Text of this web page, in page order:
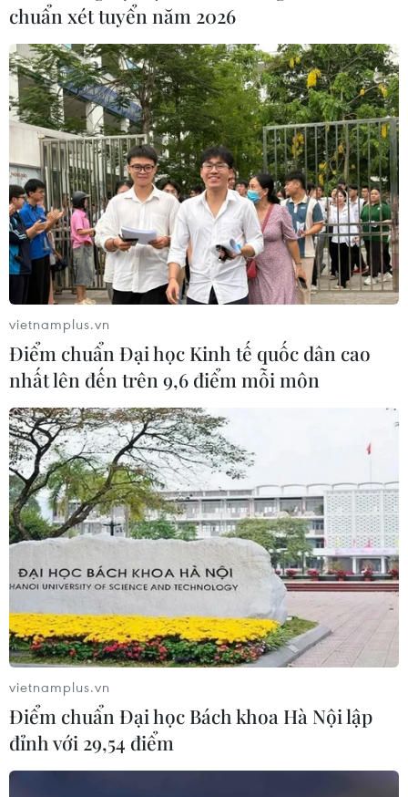
Mường Khương như cây chè, quế và các cây
công nghiệp khác.
Lâu dài, huyện đẩy mạnh trồng rừng và phát
triển bảo vệ rừng để vừa tạo cảnh quan, vừa tạo
thảm thực vật, nguồn sinh thủy, giữ nguồn
nước, ông Lê Ngọc Dương chia sẻ./.
(TTXVN/Vietnam+)
#Lào Cai #huyện Mường Khương
#Tả Gia Khâu
#nước sạch
#nước sinh hoạt
#nguồn nước
Theo dõi VietnamPlus
chuẩn xét tuyển năm 2026
vietnamplus.vn
Điểm chuẩn Đại học Kinh tế quốc dân cao
nhất lên đến trên 9,6 điểm mỗi môn
vietnamplus.vn
Điểm chuẩn Đại học Bách khoa Hà Nội lập
đỉnh với 29,54 điểm